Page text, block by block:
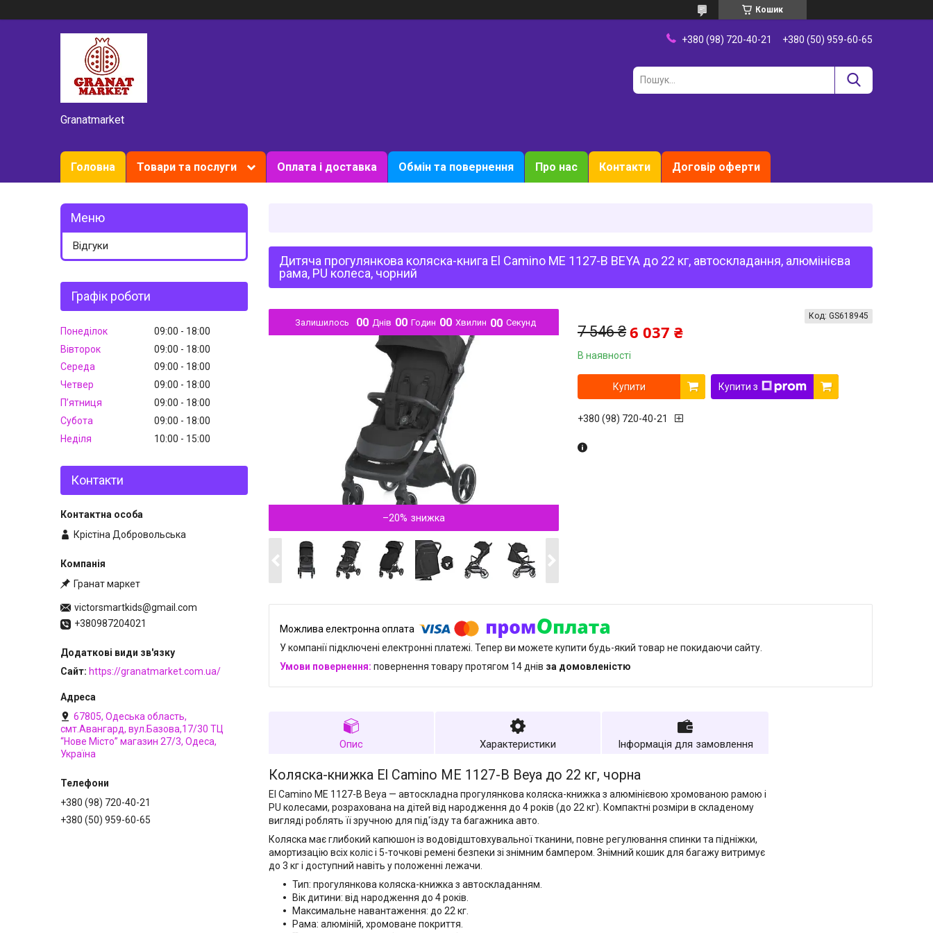
Кошик
Granatmarket
+380 (98) 720-40-21 +380 (50) 959-60-65
Головна Товари та послуги Оплата і доставка Обмін та повернення Про нас Контакти Договір оферти
Дитяча прогулянкова коляска-книга El Camino ME 1127-B BEYA до 22 кг, автоскладання, алюмінієва
рама, PU колеса, чорний
Залишилось 00 Днів 00 Годин 00 Хвилин 00 Секунд
–20%
7 546 ₴ 6 037 ₴
В наявності
Код: GS618945
Купити Купити з
+380 (98) 720-40-21
У компанії підключені електронні платежі. Тепер ви можете купити будь-який товар не покидаючи сайту.
повернення товару протягом 14 днів за домовленістю
Опис Характеристики Інформація для замовлення
Коляска-книжка El Camino ME 1127-B Beya до 22 кг, чорна
El Camino ME 1127-B Beya — автоскладна прогулянкова коляска-книжка з алюмінієвою хромованою рамою і
PU колесами, розрахована на дітей від народження до 4 років (до 22 кг). Компактні розміри в складеному
вигляді роблять її зручною для під'їзду та багажника авто.
Коляска має глибокий капюшон із водовідштовхувальної тканини, повне регулювання спинки та підніжки,
амортизацію всіх коліс і 5-точкові ремені безпеки зі знімним бампером. Знімний кошик для багажу витримує
до 3 кг і доступний навіть у положенні лежачи.
Тип: прогулянкова коляска-книжка з автоскладанням.
Вік дитини: від народження до 4 років.
Максимальне навантаження: до 22 кг.
Рама: алюміній, хромоване покриття.
Відгуки
Графік роботи
Понеділок 09:00
18:00
Вівторок
09:00
18:00
Середа
09:00
18:00
Четвер
09:00
18:00
Пʼятниця
09:00
18:00
Субота
09:00
18:00
Неділя
10:00 15:00
Контакти
Крістіна Добровольська
Гранат маркет
victorsmartkids@gmail.com
+380987204021
Сайт https://granatmarket.com.ua/
67805, Одеська область,
смт.Авангард, вул.Базова,17/30 ТЦ
“Нове Місто” магазин 27/3, Одеса,
Україна
+380 (98) 720-40-21
+380 (50) 959-60-65